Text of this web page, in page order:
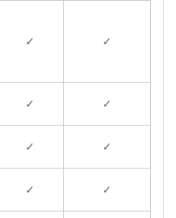
✓ ✓
✓ ✓
✓ ✓
✓ ✓